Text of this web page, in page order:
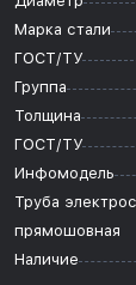
Марка стали
ГОСТ/ТУ
Группа
Толщина
ГОСТ/ТУ
Инфомодель
Труба
прямошовная
Наличие